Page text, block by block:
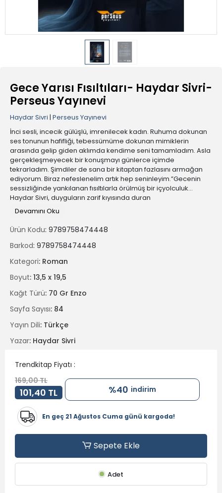
Gece Yarısı Fısıltıları- Haydar Sivri-
Perseus Yayınevi
Haydar Sivri | Perseus Yayınevi
İnci sesli, incecik gülüşlü, imrenilecek kadın. Ruhuma dokunan
ses tonunun hafifliği, tebessümüme dokunan mimiklerin
arasında gelip giden aklımda kendime seni tamamladım. Asla
gerçekleşmeyecek bir konuşmayı günlerce içimde
tekrarladım. Şimdiler de sana bir kitaptan fazlasını armağan
ediyorum. Biraz nefeslenelim artık hep seninleyim.”Gecenin
sessizliğinde yankılanan fısıltılarla örülmüş bir içyolculuk...
Haydar Sivri, duyguların zarif kıyısında duran
cümleleriyleokuyucuyu kalbinin en derin köşelerine çağırıyor.
"Gece Yarısı Fısıltıları", bir adamın içinde sakladığı ama
kelimeleredökemediği duyguların zarif bir yansıması. Bu
kitap,dokunulamayanı hissettirmek için yazıldı.
Kalbinin kıyısına iliş, bir fısıltıya kulak ver.
Devamını Oku
Ürün Kodu: 9789758474448
Barkod: 9789758474448
Kategori: Roman
Boyut: 13,5 x 19,5
Kağıt Türü: 70 Gr Enzo
Sayfa Sayısı: 84
Yayın Dili: Türkçe
Yazar: Haydar Sivri
Trendkitap Fiyatı :
169,00 TL
101,40 TL %40 indirim
En geç 21 Ağustos Cuma günü kargoda!
Sepete Ekle
Adet